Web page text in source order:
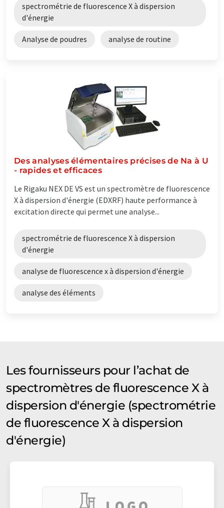
spectrométrie de fluorescence X à dispersion
d'énergie
Analyse de poudres analyse de routine
Des analyses élémentaires précises de Na à U
- rapides et efficaces
Le Rigaku NEX DE VS est un spectromètre de fluorescence
X à dispersion d'énergie (EDXRF) haute performance à
excitation directe qui permet une analyse...
spectrométrie de fluorescence X à dispersion
d'énergie
analyse de fluorescence x à dispersion d'énergie
analyse des éléments
Les fournisseurs pour l’achat de
spectromètres de fluorescence X à
dispersion d'énergie (spectrométrie
de fluorescence X à dispersion
d'énergie)